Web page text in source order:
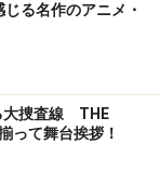
る名作のアニメ・
大捜査線 THE
って舞台挨拶！